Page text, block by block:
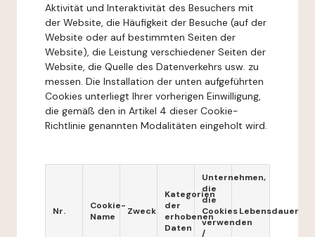
Aktivität und Interaktivität des Besuchers mit
der Website, die Häufigkeit der Besuche (auf der
Website oder auf bestimmten Seiten der
Website), die Leistung verschiedener Seiten der
Website, die Quelle des Datenverkehrs usw. zu
messen. Die Installation der unten aufgeführten
Cookies unterliegt Ihrer vorherigen Einwilligung,
die gemäß den in Artikel 4 dieser Cookie-
Richtlinie genannten Modalitäten eingeholt wird.
Nr.
Cookie-
Name
Zweck
Kategorien
der
erhobenen
Daten
Unternehmen,
die
die
Cookies
verwenden
/
Lebensdauer